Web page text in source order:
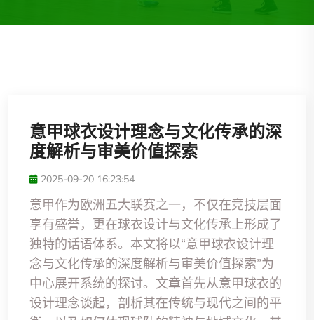
意甲球衣设计理念与文化传承的深
度解析与审美价值探索
2025-09-20 16:23:54
意甲作为欧洲五大联赛之一，不仅在竞技层面
享有盛誉，更在球衣设计与文化传承上形成了
独特的话语体系。本文将以“意甲球衣设计理
念与文化传承的深度解析与审美价值探索”为
中心展开系统的探讨。文章首先从意甲球衣的
设计理念谈起，剖析其在传统与现代之间的平